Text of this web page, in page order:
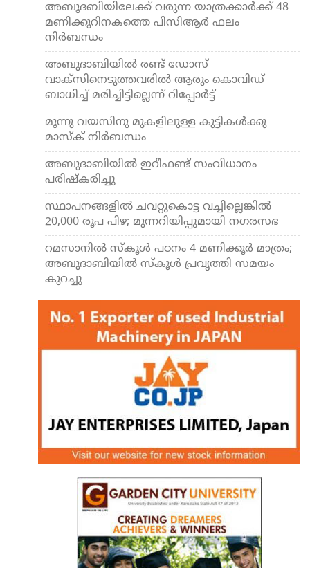
അബൂദബിയിലേക്ക് വരുന്ന യാത്രക്കാര്‍ക്ക് 48
മണിക്കൂറിനകത്തെ പിസിആര്‍ ഫലം
നിര്‍ബന്ധം
അബുദാബിയില്‍ രണ്ട് ഡോസ്
വാക്‌സിനെടുത്തവരില്‍ ആരും കൊവിഡ്
ബാധിച്ച് മരിച്ചിട്ടില്ലെന്ന് റിപ്പോര്‍ട്ട്
മൂന്നു വയസിനു മുകളിലുള്ള കുട്ടികള്‍ക്കു
മാസ്‌ക് നിര്‍ബന്ധം
അബുദാബിയില്‍ ഇറീഫണ്ട് സംവിധാനം
പരിഷ്‌കരിച്ചു
സ്ഥാപനങ്ങളില്‍ ചവറ്റുകൊട്ട വച്ചില്ലെങ്കില്‍
20,000 രൂപ പിഴ; മുന്നറിയിപ്പുമായി നഗരസഭ
റമസാനില്‍ സ്‌കൂള്‍ പഠനം 4 മണിക്കൂര്‍ മാത്രം;
അബുദാബിയില്‍ സ്‌കൂള്‍ പ്രവൃത്തി സമയം
കുറച്ചു